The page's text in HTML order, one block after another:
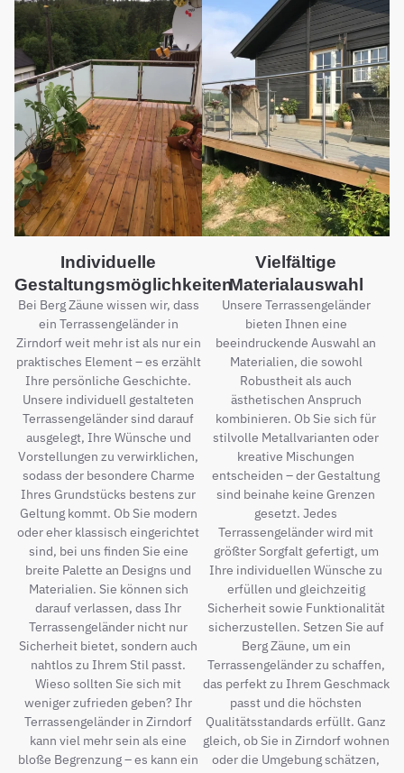
Individuelle
Gestaltungsmöglichkeiten
Bei Berg Zäune wissen wir, dass
ein Terrassengeländer in
Zirndorf weit mehr ist als nur ein
praktisches Element – es erzählt
Ihre persönliche Geschichte.
Unsere individuell gestalteten
Terrassengeländer sind darauf
ausgelegt, Ihre Wünsche und
Vorstellungen zu verwirklichen,
sodass der besondere Charme
Ihres Grundstücks bestens zur
Geltung kommt. Ob Sie modern
oder eher klassisch eingerichtet
sind, bei uns finden Sie eine
breite Palette an Designs und
Materialien. Sie können sich
darauf verlassen, dass Ihr
Terrassengeländer nicht nur
Sicherheit bietet, sondern auch
nahtlos zu Ihrem Stil passt.
Wieso sollten Sie sich mit
weniger zufrieden geben? Ihr
Terrassengeländer in Zirndorf
kann viel mehr sein als eine
bloße Begrenzung – es kann ein
Vielfältige
Materialauswahl
Unsere Terrassengeländer
bieten Ihnen eine
beeindruckende Auswahl an
Materialien, die sowohl
Robustheit als auch
ästhetischen Anspruch
kombinieren. Ob Sie sich für
stilvolle Metallvarianten oder
kreative Mischungen
entscheiden – der Gestaltung
sind beinahe keine Grenzen
gesetzt. Jedes
Terrassengeländer wird mit
größter Sorgfalt gefertigt, um
Ihre individuellen Wünsche zu
erfüllen und gleichzeitig
Sicherheit sowie Funktionalität
sicherzustellen. Setzen Sie auf
Berg Zäune, um ein
Terrassengeländer zu schaffen,
das perfekt zu Ihrem Geschmack
passt und die höchsten
Qualitätsstandards erfüllt. Ganz
gleich, ob Sie in Zirndorf wohnen
oder die Umgebung schätzen,